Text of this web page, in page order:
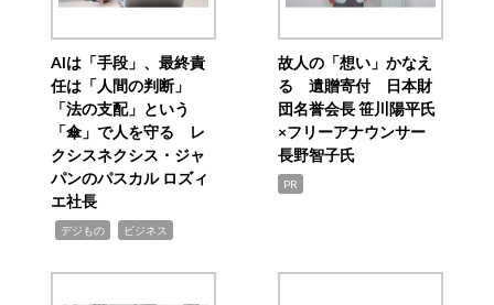
AIは「手段」、最終責
任は「人間の判断」
「法の支配」という
「傘」で人を守る レ
クシスネクシス・ジャ
パンのパスカル ロズィ
エ社長
デジもの ビジネス
故人の「想い」かなえ
る 遺贈寄付 日本財
団名誉会長 笹川陽平氏
×フリーアナウンサー
長野智子氏
PR